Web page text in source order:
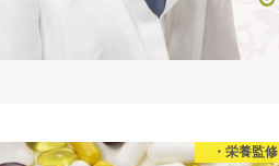
・栄養監修